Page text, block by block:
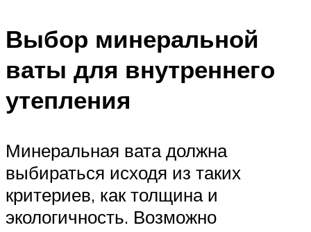
Выбор минеральной
ваты для внутреннего
утепления
Минеральная вата должна
выбираться исходя из таких
критериев, как толщина и
экологичность. Возможно